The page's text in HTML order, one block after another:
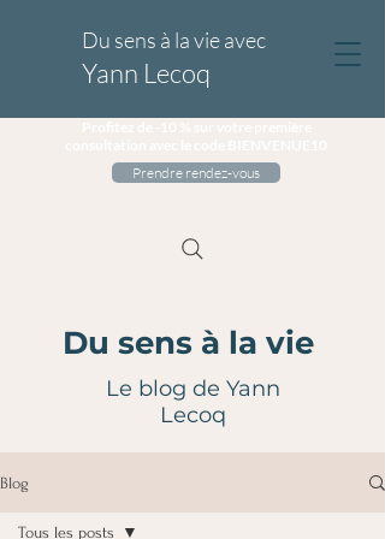
Du sens à la vie avec
Yann Lecoq
Prendre rendez-vous
Du sens à la vie
Le blog de Yann
Lecoq
Blog
Tous les posts